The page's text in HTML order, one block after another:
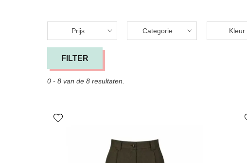
Prijs Categorie Kleur
FILTER
0 - 8 van de 8 resultaten.